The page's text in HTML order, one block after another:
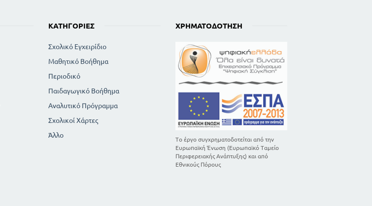
ΚΑΤΗΓΟΡΊΕΣ
Σχολικό Εγχειρίδιο
Μαθητικό Βοήθημα
Περιοδικό
Παιδαγωγικό Βοήθημα
Αναλυτικό Πρόγραμμα
Σχολικοί Χάρτες
Άλλο
ΧΡΗΜΑΤΟΔΌΤΗΣΗ
Το έργο συγχρηματοδοτείται από την
Ευρωπαϊκή Ένωση (Ευρωπαϊκό Ταμείο
Περιφερειακής Ανάπτυξης) και από
Εθνικούς Πόρους